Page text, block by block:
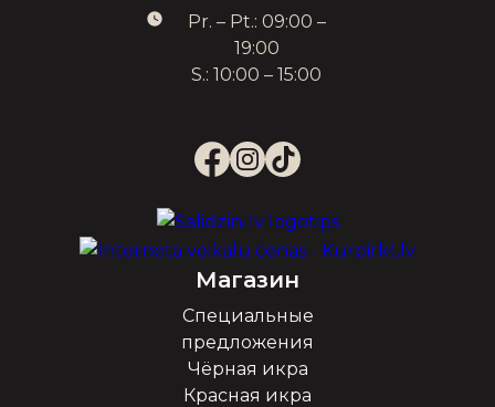
Pr. – Pt.: 09:00 –
19:00
S.: 10:00 – 15:00
Магазин
Специальные
предложения
Чёрная икра
Красная икра